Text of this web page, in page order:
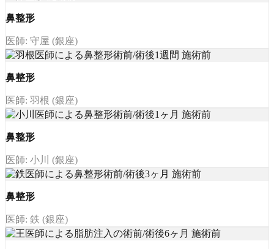
鼻整形
医師: 守屋 (銀座)
鼻整形
医師: 羽根 (銀座)
鼻整形
医師: 小川 (銀座)
鼻整形
医師: 鉄 (銀座)